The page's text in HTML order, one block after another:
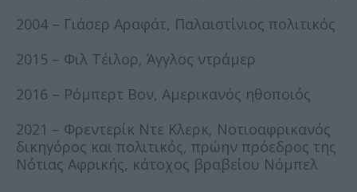
2004 – Γιάσερ Αραφάτ, Παλαιστίνιος πολιτικός
2015 – Φιλ Τέιλορ, Άγγλος ντράμερ
2016 – Ρόμπερτ Βον, Αμερικανός ηθοποιός
2021 – Φρεντερίκ Ντε Κλερκ, Νοτιοαφρικανός
δικηγόρος και πολιτικός, πρώην πρόεδρος της
Νότιας Αφρικής, κάτοχος βραβείου Νόμπελ